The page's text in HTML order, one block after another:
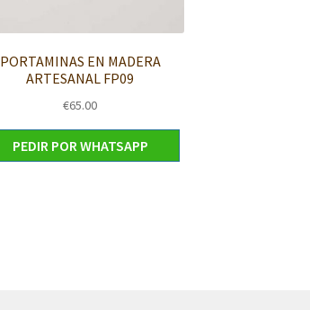
PORTAMINAS EN MADERA
ARTESANAL FP09
€65.00
PEDIR POR WHATSAPP